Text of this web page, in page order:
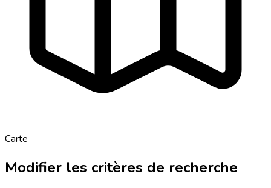
Carte
Modifier les critères de recherche